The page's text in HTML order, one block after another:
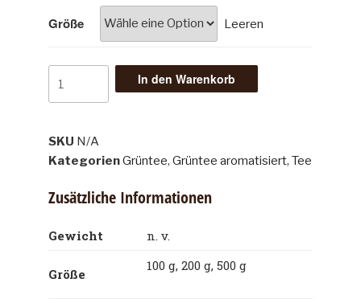
Größe Leeren
In den Warenkorb
SKU N/A
KategorienGrüntee, Grüntee aromatisiert, Tee
Zusätzliche Informationen
Gewicht n. v.
Größe
100 g, 200 g, 500 g